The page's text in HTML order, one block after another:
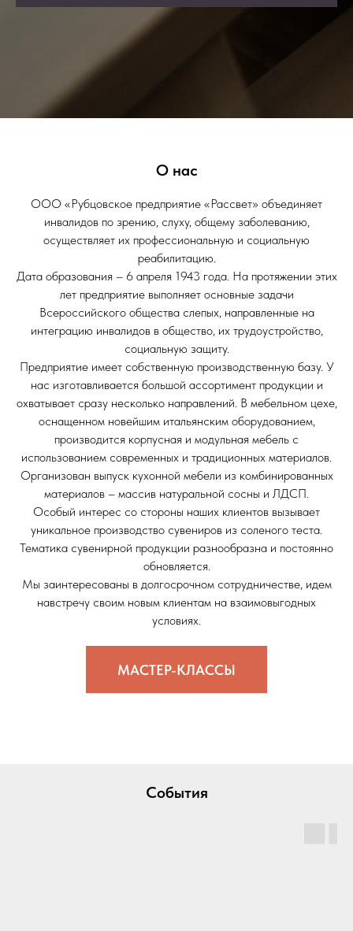
О нас
ООО «Рубцовское предприятие «Рассвет» объединяет
инвалидов по зрению, слуху, общему заболеванию,
осуществляет их профессиональную и социальную
реабилитацию.
Дата образования – 6 апреля 1943 года. На протяжении этих
лет предприятие выполняет основные задачи
Всероссийского общества слепых, направленные на
интеграцию инвалидов в общество, их трудоустройство,
социальную защиту.
Предприятие имеет собственную производственную базу. У
нас изготавливается большой ассортимент продукции и
охватывает сразу несколько направлений. В мебельном цехе,
оснащенном новейшим итальянским оборудованием,
производится корпусная и модульная мебель с
использованием современных и традиционных материалов.
Организован выпуск кухонной мебели из комбинированных
материалов – массив натуральной сосны и ЛДСП.
Особый интерес со стороны наших клиентов вызывает
уникальное производство сувениров из соленого теста.
Тематика сувенирной продукции разнообразна и постоянно
обновляется.
Мы заинтересованы в долгосрочном сотрудничестве, идем
навстречу своим новым клиентам на взаимовыгодных
условиях.
МАСТЕР-КЛАССЫ
События